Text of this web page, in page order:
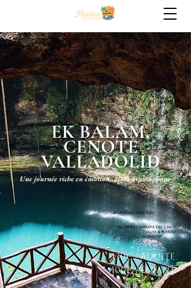
EK BALAM,
CENOTE
VALLADOLID
Une journée riche en émotion, 100% Francophone !
dISPONIBLE mercredi
Au départ DEPLAYA DEL CARMEN
TULUM & puerto
morelos*
130€ / Adulte
100€ / Enfant